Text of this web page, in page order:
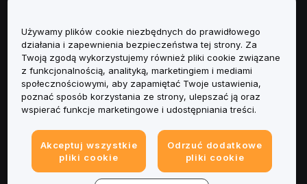
Informacje
Usługi
Obsługa Klienta
Informacje prawne
Używamy plików cookie niezbędnych do prawidłowego
działania i zapewnienia bezpieczeństwa tej strony. Za
Twoją zgodą wykorzystujemy również pliki cookie związane
z funkcjonalnością, analityką, marketingiem i mediami
społecznościowymi, aby zapamiętać Twoje ustawienia,
poznać sposób korzystania ze strony, ulepszać ją oraz
wspierać funkcje marketingowe i udostępniania treści.
Akceptuj wszystkie
pliki cookie
Odrzuć dodatkowe
pliki cookie